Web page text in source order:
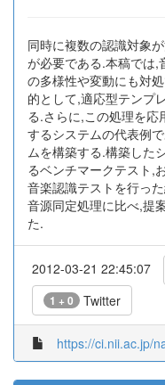
同時に複数の認識対象
が必要である.本稿では,
の多様性や変動にも対
的として,適応型テンプ
る.さらに,この処理を応
するシステムの代表例
ムを構築する.構築した
るベンチマークテスト,
音楽認識テストを行っ
音源同定処理に比べ,提
た.
2012-03-21 22:45:07
1 + 0 Twitter
https://ci.nii.ac.jp/